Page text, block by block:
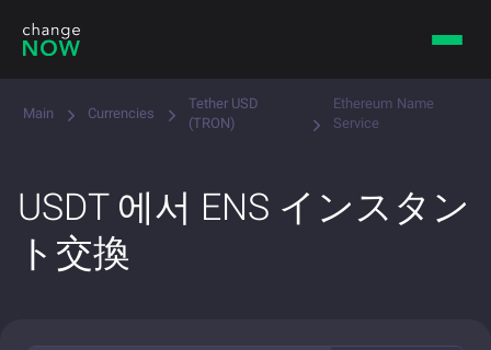
Main Currencies
Tether USD
(TRON)
Ethereum Name
Service
USDT 에서 ENS インスタン
ト交換